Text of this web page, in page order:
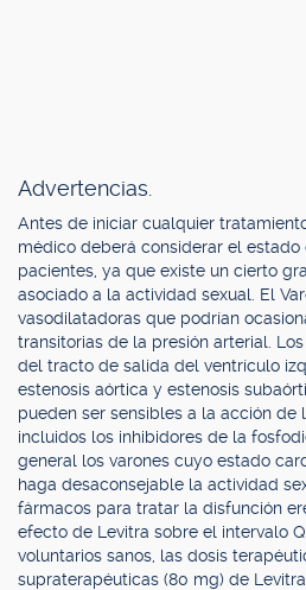
Advertencias.
Antes de iniciar cualquier
médico deberá considerar el
pacientes, ya que existe un cierto
asociado a la actividad sexual. El
vasodilatadoras que podrían
transitorias de la presión arterial.
del tracto de salida del ventrículo
estenosis aórtica y estenosis
pueden ser sensibles a la acción de
incluidos los inhibidores de la
general los varones cuyo estado
haga desaconsejable la actividad
fármacos para tratar la disfunción
efecto de Levitra sobre el intervalo
voluntarios sanos, las dosis
supraterapéuticas (80 mg) de